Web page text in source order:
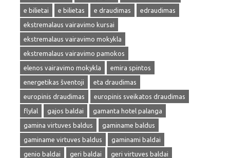
e bilietai
e bilietas e draudimas
edraudimas
ekstremalaus vairavimo kursai
ekstremalaus vairavimo mokykla
ekstremalaus vairavimo pamokos
elenos vairavimo mokykla
emira spintos
energetikas šventoji
eta draudimas
europinis draudimas
europinis sveikatos draudimas
flylal
gajos baldai
gamanta hotel palanga
gamina virtuves baldus
gaminame baldus
gaminame virtuves baldus
gaminami baldai
genio baldai
geri baldai
geri virtuves baldai